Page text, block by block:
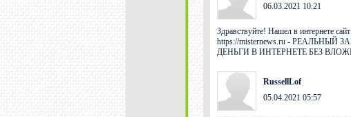
06.03.2021 10:21
Здравствуйте! Нашел в интернете
https://misternews.ru -
ДЕНЬГИ В ИНТЕРНЕТЕ БЕЗ
RussellLof
05.04.2021 05:57